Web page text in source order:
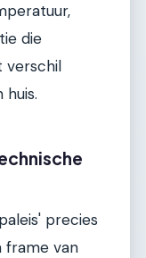
die
verschil
precies
frame van